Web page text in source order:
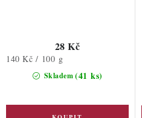
Skladem(41 ks)
28 Kč
Měrná
140 Kč / 100 g